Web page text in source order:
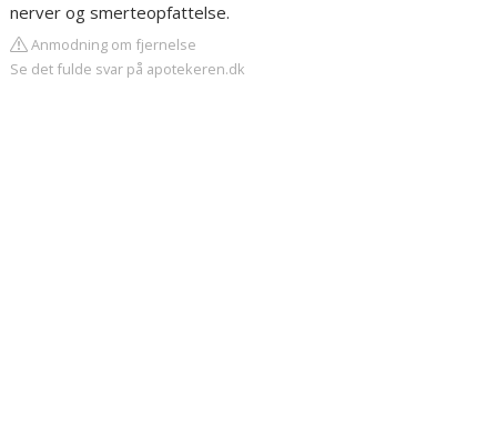
nerver og smerteopfattelse.
Anmodning om fjernelse
Se det fulde svar på apotekeren.dk